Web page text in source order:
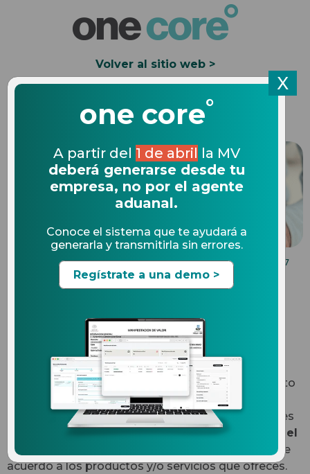
Volver al sitio web >
Solicita una Demo
COMPLIANCE EN COMERCIO EXTERIOR 22.03.2017
5 países atractivos para
mexicanos
Exportar es un esfuerzo a largo plazo y un gran reto
para las empresas, sobre todo en el área de
comercio exterior. Cuando decides exportar, debes
cuáles son los mejores mercados para el
desarrollo y crecimiento de tu organización
, de
acuerdo a los productos y/o servicios que ofreces.
X
one core°
A partir del 1 de abril la MV
deberá generarse desde tu
empresa, no por el agente
aduanal.
Conoce el sistema que te ayudará a
generarla y transmitirla sin errores.
Regístrate a una demo >